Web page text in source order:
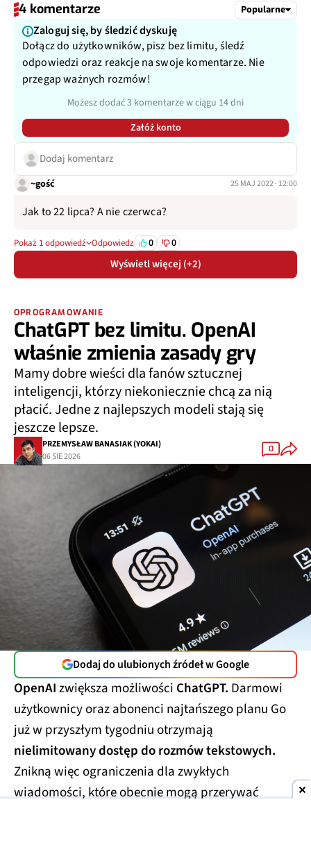
4 komentarze Popularne
Zaloguj się, by śledzić dyskuję
Dołącz do użytkowników, pisz bez limitu, śledź
odpowiedzi oraz reakcje na swoje komentarze. Nie
przegap ważnych rozmów!
Możesz dodać 3 komentarze w ciągu 14 dni
Załóż konto
Dodaj komentarz
~gość 25 MAJ 2022 · 12:00
Jak to 22 lipca? A nie czerwca?
Pokaż 1 odpowiedź Odpowiedz 0 0
Wyświetl więcej (+2)
OPROGRAMOWANIE
ChatGPT bez limitu. OpenAI
właśnie zmienia zasady gry
Mamy dobre wieści dla fanów sztucznej
inteligencji, którzy niekoniecznie chcą za nią
płacić. Jedne z najlepszych modeli stają się
jeszcze lepsze.
PRZEMYSŁAW BANASIAK (YOKAI)
06 SIE 2026
0
Dodaj do ulubionych źródeł w Google
OpenAIzwiększa możliwości ChatGPT. Darmowi
użytkownicy oraz abonenci najtańszego planu Go
już w przyszłym tygodniu otrzymają
nielimitowany dostęp do rozmów tekstowych.
Znikną więc ograniczenia dla zwykłych
wiadomości, które obecnie mogą przerywać